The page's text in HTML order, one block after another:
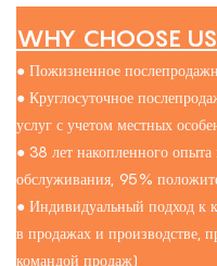
WHY CHOOSE
● Пожизненное
● Круглосуточное
услуг с учетом местных
● 38 лет накопленного
обслуживания, 95%
● Индивидуальный подход к
в продажах и производстве,
командой продаж)